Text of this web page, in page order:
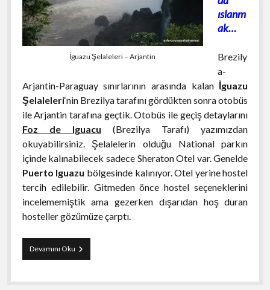
İguazu Şelaleleri – Arjantin
ıslanm
ak…
Brezily
a-
Arjantin-Paraguay sınırlarının arasında kalan İguazu
Şelaleleri‘nin Brezilya tarafını gördükten sonra otobüs
ile Arjantin tarafına geçtik. Otobüs ile geçiş detaylarını
Foz de Iguacu (Brezilya Tarafı) yazımızdan
okuyabilirsiniz. Şelalelerin olduğu National parkın
içinde kalınabilecek sadece Sheraton Otel var. Genelde
Puerto Iguazu bölgesinde kalınıyor. Otel yerine hostel
tercih edilebilir. Gitmeden önce hostel seçeneklerini
incelememiştik ama gezerken dışarıdan hoş duran
hosteller gözümüze çarptı.
Devamını Okuİguazu
Şelaleleri